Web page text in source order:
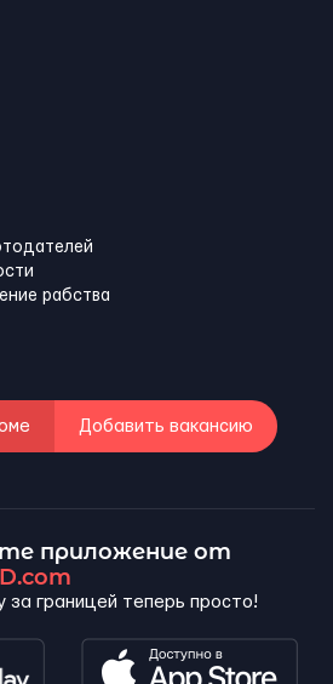
рабства
Добавить вакансию
приложение от
за границей теперь просто!